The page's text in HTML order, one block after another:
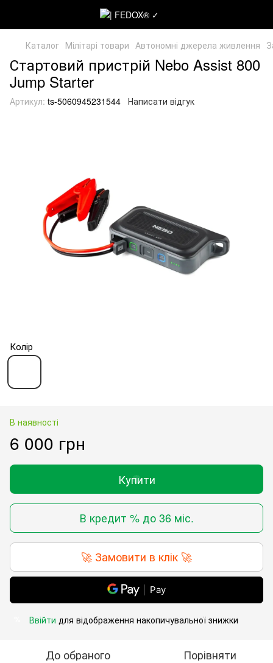
Каталог Мілітарі товари Автономні джерела живлення
Стартовий пристрій Nebo Assist 800
Jump Starter
Артикул: ts-5060945231544 Написати відгук
Колір
В наявності
6 000 грн
Купити
В кредит % до 36 міс.
🚀 Замовити в клік 🚀
Pay
Ввійти для відображення накопичувальної знижки
До обраного Порівняти